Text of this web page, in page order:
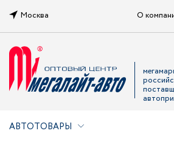
Москва О
АВТОТОВАРЫ